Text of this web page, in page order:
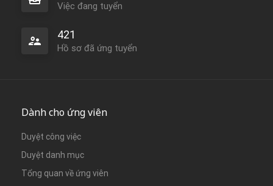
Việc đang tuyển
421
Hồ sơ đã ứng tuyển
Dành cho ứng viên
Duyệt công việc
Duyệt danh mục
Tổng quan về ứng viên